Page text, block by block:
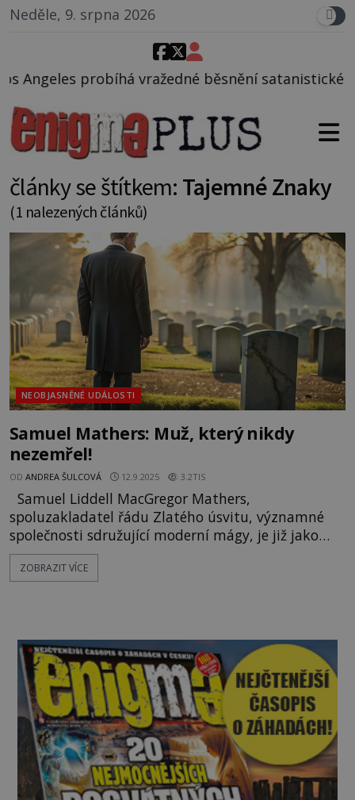
Neděle, 9. srpna 2026
vražedné běsnění satanistického gangu
články se štítkem: Tajemné Znaky
(1 nalezených článků)
NEOBJASNĚNÉ UDÁLOSTI
Samuel Mathers: Muž, který nikdy
nezemřel!
OD ANDREA ŠULCOVÁ 12.9.2025 3.2TIS
spoluzakladatel řádu Zlatého úsvitu, významné
společnosti sdružující moderní mágy, je již jako
chlapec fascinován magií, mystikou a tajemnými
keltskými symboly… „Samuel si často sedal do
ZOBRAZIT VÍCE